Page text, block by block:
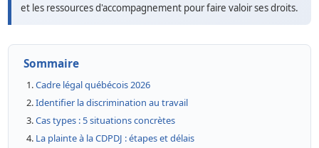
et les ressources d'accompagnement pour faire valoir ses droits.
Sommaire
Cadre légal québécois 2026
Identifier la discrimination au travail
Cas types : 5 situations concrètes
La plainte à la CDPDJ : étapes et délais